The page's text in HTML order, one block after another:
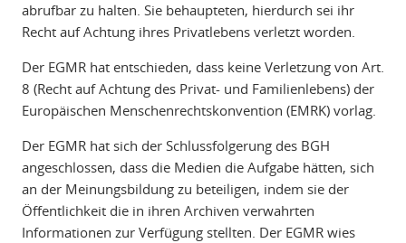
abrufbar zu halten. Sie behaupteten, hierdurch sei ihr
Recht auf Achtung ihres Privatlebens verletzt worden.
Der EGMR hat entschieden, dass keine Verletzung von Art.
8 (Recht auf Achtung des Privat- und Familienlebens) der
Europäischen Menschenrechtskonvention (EMRK) vorlag.
Der EGMR hat sich der Schlussfolgerung des BGH
angeschlossen, dass die Medien die Aufgabe hätten, sich
an der Meinungsbildung zu beteiligen, indem sie der
Öffentlichkeit die in ihren Archiven verwahrten
Informationen zur Verfügung stellten. Der EGMR wies